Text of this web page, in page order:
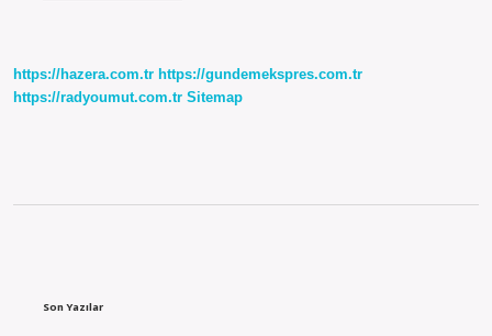
https://hazera.com.tr https://gundemekspres.com.tr
https://radyoumut.com.tr Sitemap
Son Yazılar